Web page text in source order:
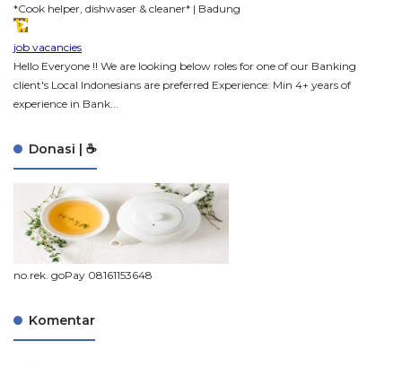
*Cook helper, dishwaser & cleaner* | Badung
job vacancies
Hello Everyone !! We are looking below roles for one of our Banking
client's Local Indonesians are preferred Experience: Min 4+ years of
experience in Bank...
Donasi | ☕
no.rek. goPay 08161153648
Komentar